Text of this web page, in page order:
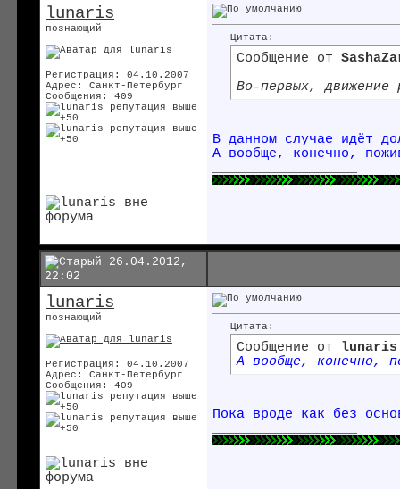
lunaris
познающий
Регистрация: 04.10.2007
Адрес: Санкт-Петербург
Сообщения: 409
Цитата:
Сообщение от
Во-первых,
В данном случае идёт
А вообще, конечно,
26.04.2012,
22:02
lunaris
познающий
Регистрация: 04.10.2007
Адрес: Санкт-Петербург
Сообщения: 409
Цитата:
Сообщение от lunaris
А вообще, конечно,
Пока вроде как без